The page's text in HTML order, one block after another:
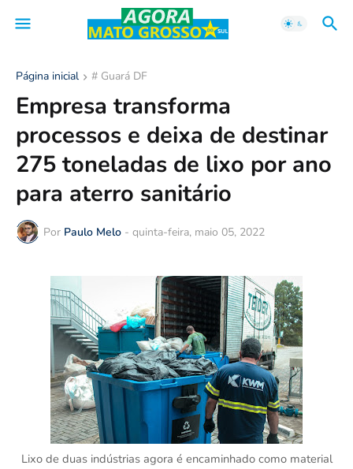
Página inicial # Guará DF
Empresa transforma
processos e deixa de destinar
275 toneladas de lixo por ano
para aterro sanitário
Por Paulo Melo - quinta-feira, maio 05, 2022
Lixo de duas indústrias agora é encaminhado como material